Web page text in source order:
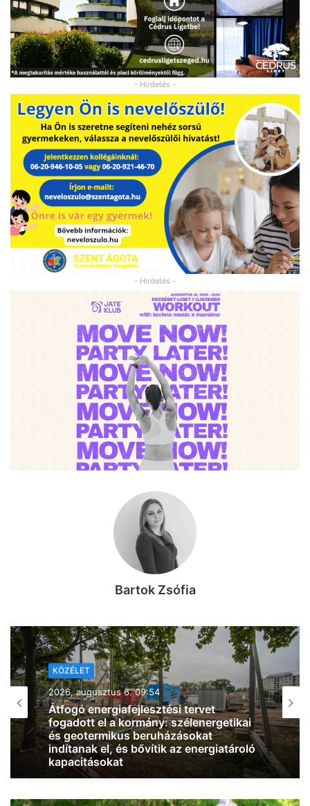
- Hirdetés -
- Hirdetés -
Bartok Zsófia
KÖZÉLET
2026, augusztus 6. 08:26
Jó hír: már kilenc centit emelkedett a
Duna vízállása, és eső várható az
osztrák vízgyűjtőkön